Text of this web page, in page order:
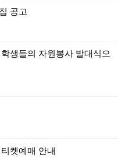
공고
생들의 자원봉사 발대식으
켓예매 안내